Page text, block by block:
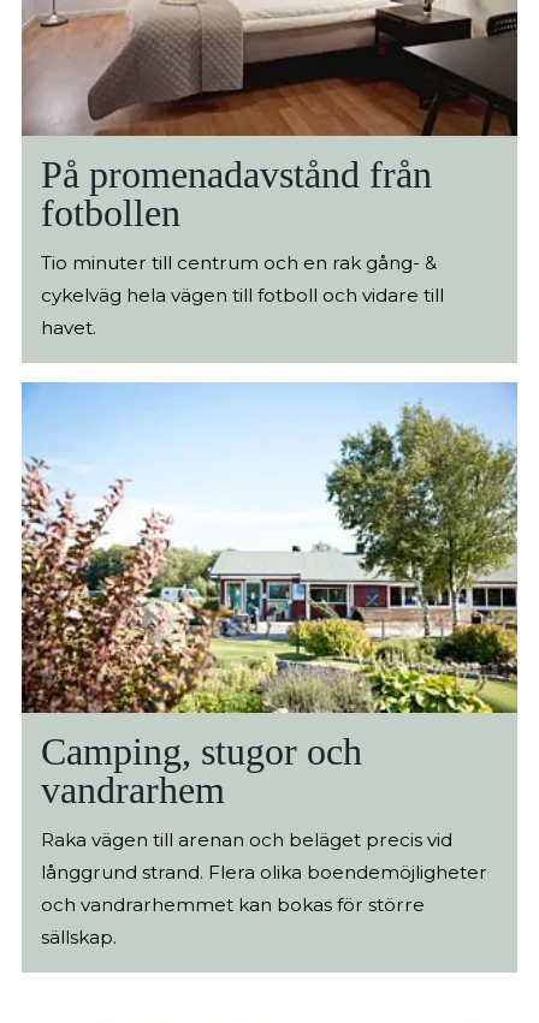
På promenadavstånd från
fotbollen
Tio minuter till centrum och en rak gång- &
cykelväg hela vägen till fotboll och vidare till
havet.
Camping, stugor och
vandrarhem
Raka vägen till arenan och beläget precis vid
långgrund strand. Flera olika boendemöjligheter
och vandrarhemmet kan bokas för större
sällskap.